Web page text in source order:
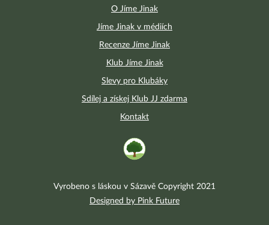
O Jíme Jinak
Jíme Jinak v médiích
Recenze Jíme Jinak
Klub Jíme Jinak
Slevy pro Klubáky
Sdílej a získej Klub JJ zdarma
Kontakt
Vyrobeno s láskou v Sázavě Copyright 2021
Designed by Pink Future